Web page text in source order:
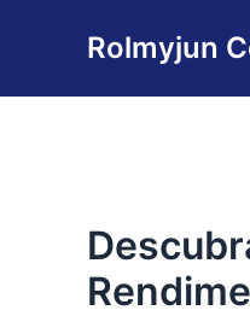
Rolmyjun